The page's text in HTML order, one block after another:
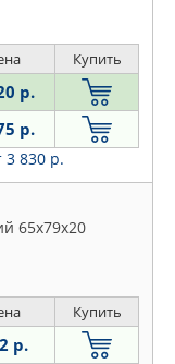
Купить
р.
р.
3 830 р.
65x79x20
Купить
р.